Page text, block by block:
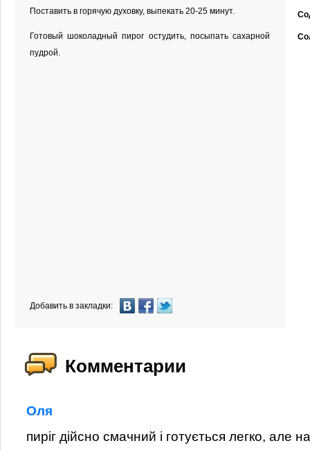
Поставить в горячую духовку, выпекать 20-25 минут.
Готовый шоколадный пирог остудить, посыпать сахарной
пудрой.
Добавить в закладки:
Комментарии
Оля
пиріг дійсно смачний і готується легко, але на